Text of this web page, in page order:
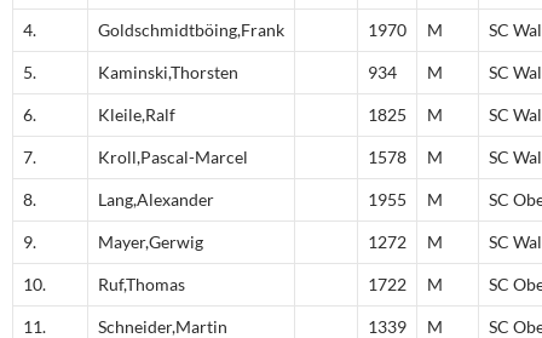
4. Goldschmidtböing,Frank 1970 M SC
5. Kaminski,Thorsten 934 M SC
6. Kleile,Ralf 1825 M SC
7. Kroll,Pascal-Marcel 1578 M SC
8. Lang,Alexander 1955 M SC
9. Mayer,Gerwig 1272 M SC
10. Ruf,Thomas 1722 M SC
11. Schneider,Martin 1339 M SC